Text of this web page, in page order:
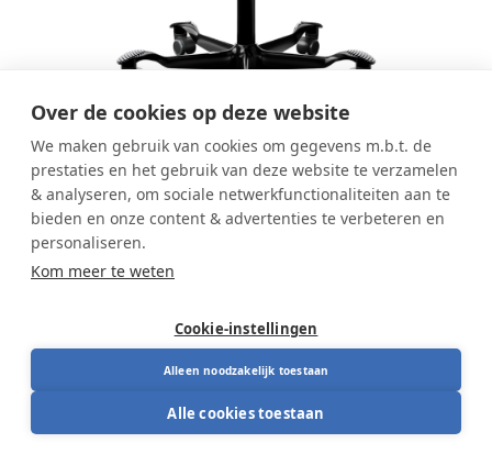
Over de cookies op deze website
We maken gebruik van cookies om gegevens m.b.t. de
prestaties en het gebruik van deze website te verzamelen
& analyseren, om sociale netwerkfunctionaliteiten aan te
bieden en onze content & advertenties te verbeteren en
personaliseren.
Kom meer te weten
Cookie-instellingen
Alleen noodzakelijk toestaan
Alle cookies toestaan
SALES - HAG Capisco 8126 Leder
zwart ATG56100
Dit product is niet meer beschikbaar.
Advies nodig?
Onze specialisten staan voor u klaar. Bel ons,
laat u bellen, of stuur een bericht.